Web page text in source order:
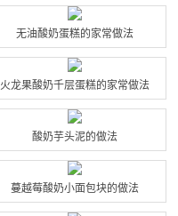
无油酸奶蛋糕的家常做法
火龙果酸奶千层蛋糕的家常做法
酸奶芋头泥的做法
蔓越莓酸奶小面包块的做法